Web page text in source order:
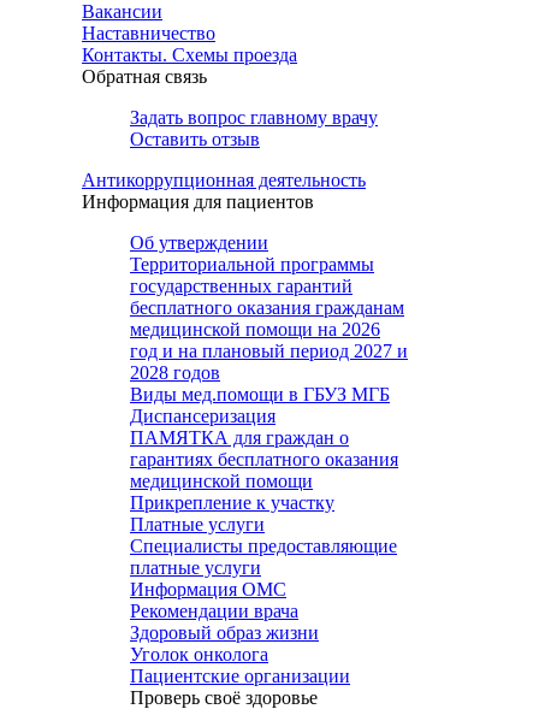
Вакансии
Наставничество
Контакты. Схемы проезда
Обратная связь
Задать вопрос главному врачу
Оставить отзыв
Антикоррупционная деятельность
Информация для пациентов
Об утверждении
Территориальной программы
государственных гарантий
бесплатного оказания гражданам
медицинской помощи на 2026
год и на плановый период 2027 и
2028 годов
Виды мед.помощи в ГБУЗ МГБ
Диспансеризация
ПАМЯТКА для граждан о
гарантиях бесплатного оказания
медицинской помощи
Прикрепление к участку
Платные услуги
Специалисты предоставляющие
платные услуги
Информация ОМС
Рекомендации врача
Здоровый образ жизни
Уголок онколога
Пациентские организации
Проверь своё здоровье